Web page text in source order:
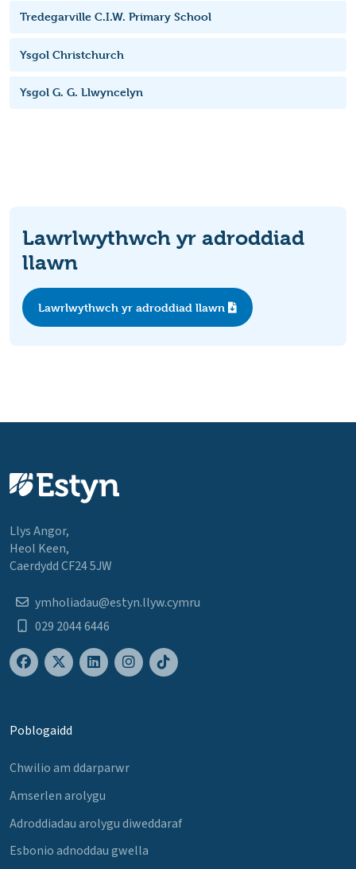
Tredegarville C.I.W. Primary School
Ysgol Christchurch
Ysgol G. G. Llwyncelyn
Lawrlwythwch yr adroddiad
llawn
Lawrlwythwch yr adroddiad llawn
Llys Angor,
Heol Keen,
Caerdydd CF24 5JW
ymholiadau@estyn.llyw.cymru
029 2044 6446
Poblogaidd
Chwilio am ddarparwr
Amserlen arolygu
Adroddiadau arolygu diweddaraf
Esbonio adnoddau gwella